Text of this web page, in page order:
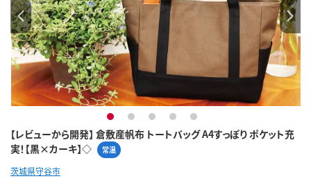
【レビューから開発】 倉敷産帆布 トートバッグ A4すっぽり ポケット充
実！【黒×カーキ】◇
常温
1 2 3 4 5
茨城県守谷市